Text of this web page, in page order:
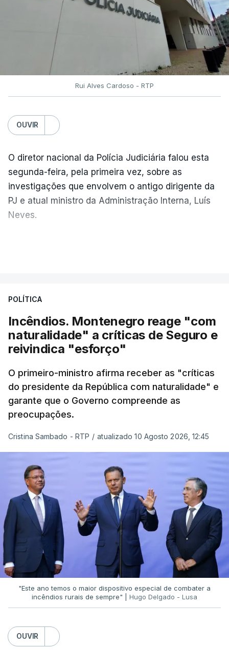
Rui Alves Cardoso - RTP
OUVIR
O diretor nacional da Polícia Judiciária falou esta
segunda-feira, pela primeira vez, sobre as
investigações que envolvem o antigo dirigente da
PJ e atual ministro da Administração Interna, Luís
Neves.
das notícias que são dadas diariamente,
continuam a trabalhar"
ESTE CONTEÚDO ESTÁ NESTE
MOMENTO INDISPONÍVEL
O diretor da PJ aproveitou ainda para apelar à
serenidade interna e externa
da instituição e diz
que só a investigação vai permitir apurar se houve
ou não imprudências.
Já a ministra da Justiça, em reação à auditoria
feita à Polícia Judiciária, disse que a ação pautou-
se por um único objetivo:"proteger a PJ e
defender as instituições".
ERRO
100
POLÍTICA
Incêndios. Montenegro reage "com
naturalidade" a críticas de Seguro e
reivindica "esforço"
O primeiro-ministro afirma receber as "críticas
do presidente da República com naturalidade" e
garante que o Governo compreende as
preocupações.
Cristina Sambado - RTP / atualizado 10 Agosto 2026, 12:45
"Este ano temos o maior dispositivo especial de combater a
incêndios rurais de sempre" | Hugo Delgado - Lusa
OUVIR